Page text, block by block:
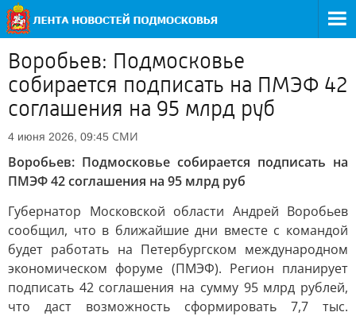
Воробьев: Подмосковье
собирается подписать на ПМЭФ 42
соглашения на 95 млрд руб
4 июня 2026, 09:45 СМИ
Воробьев: Подмосковье собирается подписать на
ПМЭФ 42 соглашения на 95 млрд руб
Губернатор Московской области Андрей Воробьев
сообщил, что в ближайшие дни вместе с командой
будет работать на Петербургском международном
экономическом форуме (ПМЭФ). Регион планирует
подписать 42 соглашения на сумму 95 млрд рублей,
что даст возможность сформировать 7,7 тыс.